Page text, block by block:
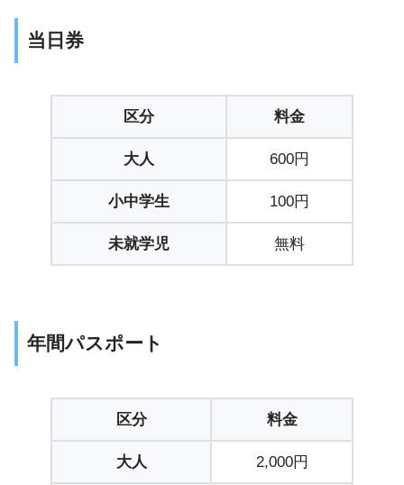
当日券
区分 料金
大人 600円
小中学生 100円
未就学児 無料
年間パスポート
区分 料金
大人 2,000円